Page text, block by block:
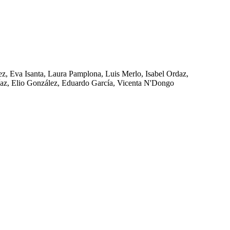
Eva Isanta, Laura Pamplona, Luis Merlo, Isabel Ordaz,
Elio González, Eduardo García, Vicenta N'Dongo